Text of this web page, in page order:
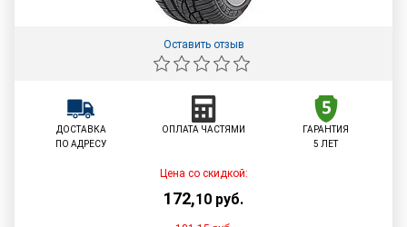
Оставить отзыв
ДОСТАВКА
ПО АДРЕСУ
ОПЛАТА ЧАСТЯМИ
ГАРАНТИЯ
5 ЛЕТ
Цена со скидкой:
172,10 руб.